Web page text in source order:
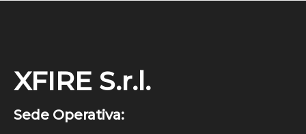
XFIRE S.r.l.
Sede Operativa: